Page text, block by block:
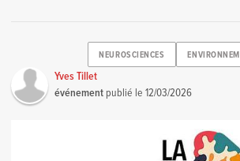
NEUROSCIENCES
Yves Tillet
événement publié le12/03/2026